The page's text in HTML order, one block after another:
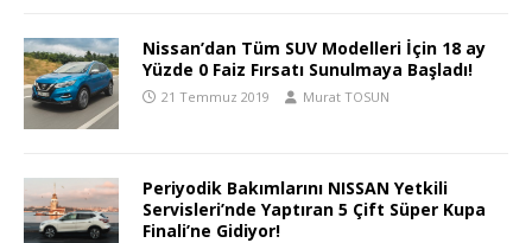
Nissan’dan Tüm SUV Modelleri İçin 18 ay
Yüzde 0 Faiz Fırsatı Sunulmaya Başladı!
21 Temmuz 2019 Murat TOSUN
Periyodik Bakımlarını NISSAN Yetkili
Servisleri’nde Yaptıran 5 Çift Süper Kupa
Finali’ne Gidiyor!